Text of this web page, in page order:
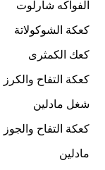
الفواكه شارلوت
كعكة الشوكولاتة
كعك الكمثرى
كعكة التفاح والكرز
شغل مادلين
كعكة التفاح والجوز
مادلين